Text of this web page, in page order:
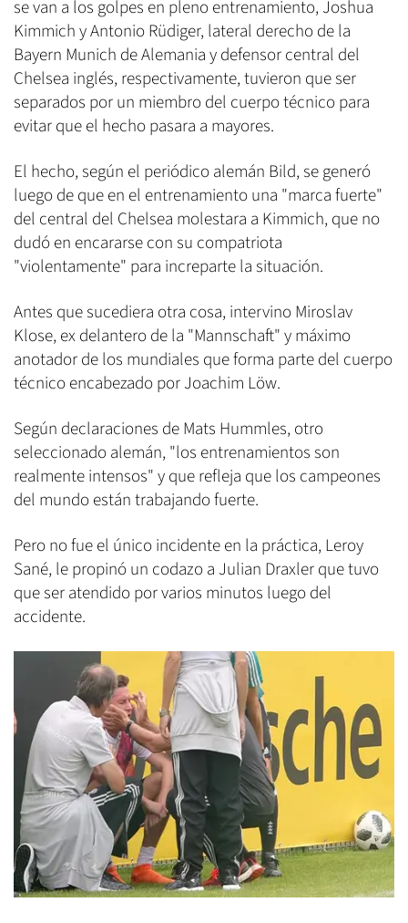
se van a los golpes en pleno entrenamiento, Joshua
Kimmich y Antonio Rüdiger, lateral derecho de la
Bayern Munich de Alemania y defensor central del
Chelsea inglés, respectivamente, tuvieron que ser
separados por un miembro del cuerpo técnico para
evitar que el hecho pasara a mayores.
El hecho, según el periódico alemán Bild, se generó
luego de que en el entrenamiento una "marca fuerte"
del central del Chelsea molestara a Kimmich, que no
dudó en encararse con su compatriota
"violentamente" para increparte la situación.
Antes que sucediera otra cosa, intervino Miroslav
Klose, ex delantero de la "Mannschaft" y máximo
anotador de los mundiales que forma parte del cuerpo
técnico encabezado por Joachim Löw.
Según declaraciones de Mats Hummles, otro
seleccionado alemán, "los entrenamientos son
realmente intensos" y que refleja que los campeones
del mundo están trabajando fuerte.
Pero no fue el único incidente en la práctica, Leroy
Sané, le propinó un codazo a Julian Draxler que tuvo
que ser atendido por varios minutos luego del
accidente.